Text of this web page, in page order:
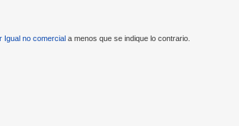
Igual no comercial a menos que se indique lo contrario.